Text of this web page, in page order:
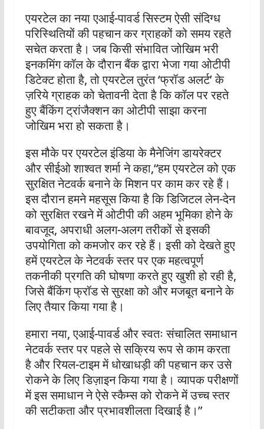
एयरटेल का नया एआई-पावर्ड सिस्टम ऐसी संदिग्ध
परिस्थितियों की पहचान कर ग्राहकों को समय रहते
सचेत करता है। जब किसी संभावित जोखिम भरी
इनकमिंग कॉल के दौरान बैंक द्वारा भेजा गया ओटीपी
डिटेक्ट होता है, तो एयरटेल तुरंत ‘फ्रॉड अलर्ट’ के
ज़रिये ग्राहक को चेतावनी देता है कि कॉल पर रहते
हुए बैंकिंग ट्रांजैक्शन का ओटीपी साझा करना
जोखिम भरा हो सकता है।
इस मौके पर एयरटेल इंडिया के मैनेजिंग डायरेक्टर
और सीईओ शाश्वत शर्मा ने कहा,“हम एयरटेल को एक
सुरक्षित नेटवर्क बनाने के मिशन पर काम कर रहे हैं।
इस दौरान हमने महसूस किया है कि डिजिटल लेन-देन
को सुरक्षित रखने में ओटीपी की अहम भूमिका होने के
बावजूद, अपराधी अलग-अलग तरीकों से इसकी
उपयोगिता को कमजोर कर रहे हैं। इसी को देखते हुए
हमें एयरटेल के नेटवर्क स्तर पर एक महत्वपूर्ण
तकनीकी प्रगति की घोषणा करते हुए खुशी हो रही है,
जिसे बैंकिंग फ्रॉड से सुरक्षा को और मजबूत बनाने के
लिए तैयार किया गया है।
हमारा नया, एआई-पावर्ड और स्वतः संचालित समाधान
नेटवर्क स्तर पर पहले से सक्रिय रूप से काम करता
है और रियल-टाइम में धोखाधड़ी की पहचान कर उसे
रोकने के लिए डिज़ाइन किया गया है। व्यापक परीक्षणों
में इस समाधान ने ऐसे स्कैम्स को रोकने में उच्च स्तर
की सटीकता और प्रभावशीलता दिखाई है।”